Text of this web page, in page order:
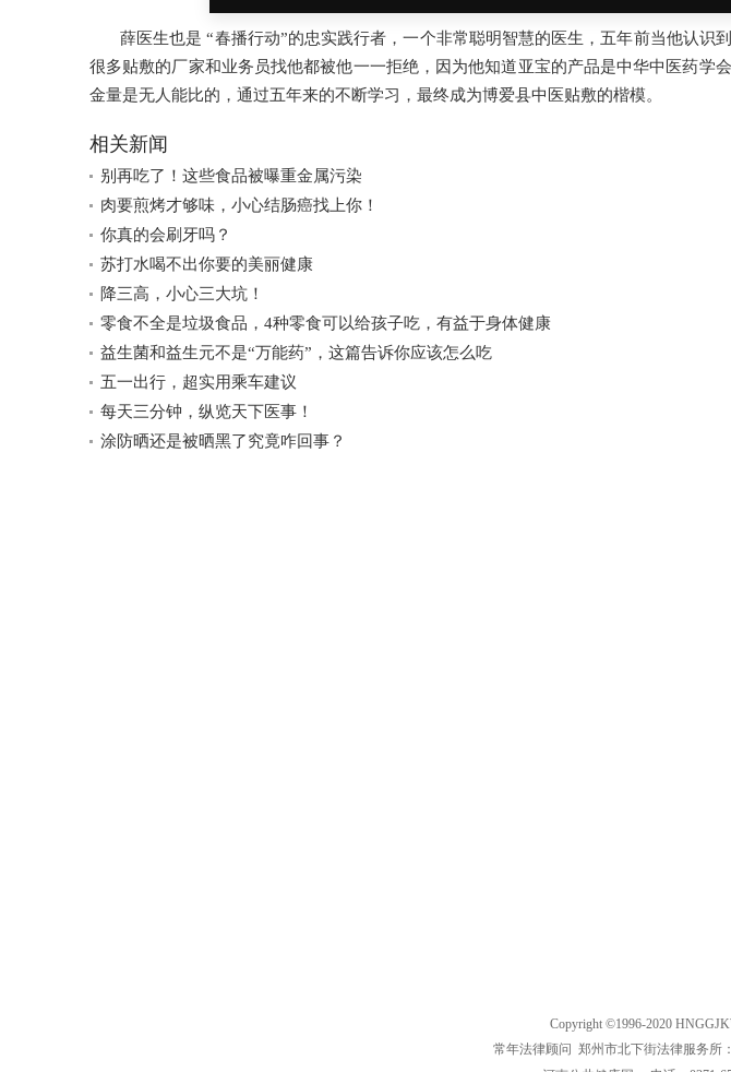
薛医生也是 “春播行动”的忠实践行者，一个非常聪明智慧的医生，五年前当他认识
很多贴敷的厂家和业务员找他都被他一一拒绝，因为他知道亚宝的产品是中华中医药学
金量是无人能比的，通过五年来的不断学习，最终成为博爱县中医贴敷的楷模。
相关新闻
别再吃了！这些食品被曝重金属污染
肉要煎烤才够味，小心结肠癌找上你！
你真的会刷牙吗？
苏打水喝不出你要的美丽健康
降三高，小心三大坑！
零食不全是垃圾食品，4种零食可以给孩子吃，有益于身体健康
益生菌和益生元不是“万能药”，这篇告诉你应该怎么吃
五一出行，超实用乘车建议
每天三分钟，纵览天下医事！
涂防晒还是被晒黑了究竟咋回事？
Copyright ©1996-2020
常年法律顾问 郑州市北下街法律服务所